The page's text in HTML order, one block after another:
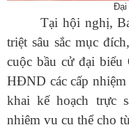
Đại
Tại hội nghị,
triệt sâu sắc mục
cuộc bầu cử đại
HĐND các cấp
khai kế hoạch trực
nhiệm vụ cụ thể cho